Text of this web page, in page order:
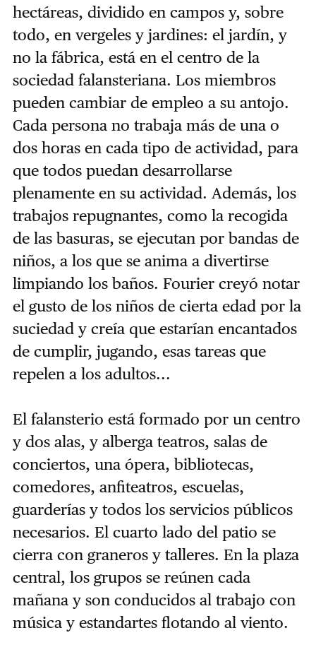
hectáreas, dividido en campos y, sobre
todo, en vergeles y jardines: el jardín, y
no la fábrica, está en el centro de la
sociedad falansteriana. Los miembros
pueden cambiar de empleo a su antojo.
Cada persona no trabaja más de una o
dos horas en cada tipo de actividad, para
que todos puedan desarrollarse
plenamente en su actividad. Además, los
trabajos repugnantes, como la recogida
de las basuras, se ejecutan por bandas de
niños, a los que se anima a divertirse
limpiando los baños. Fourier creyó notar
el gusto de los niños de cierta edad por la
suciedad y creía que estarían encantados
de cumplir, jugando, esas tareas que
repelen a los adultos...
El falansterio está formado por un centro
y dos alas, y alberga teatros, salas de
conciertos, una ópera, bibliotecas,
comedores, anfiteatros, escuelas,
guarderías y todos los servicios públicos
necesarios. El cuarto lado del patio se
cierra con graneros y talleres. En la plaza
central, los grupos se reúnen cada
mañana y son conducidos al trabajo con
música y estandartes flotando al viento.